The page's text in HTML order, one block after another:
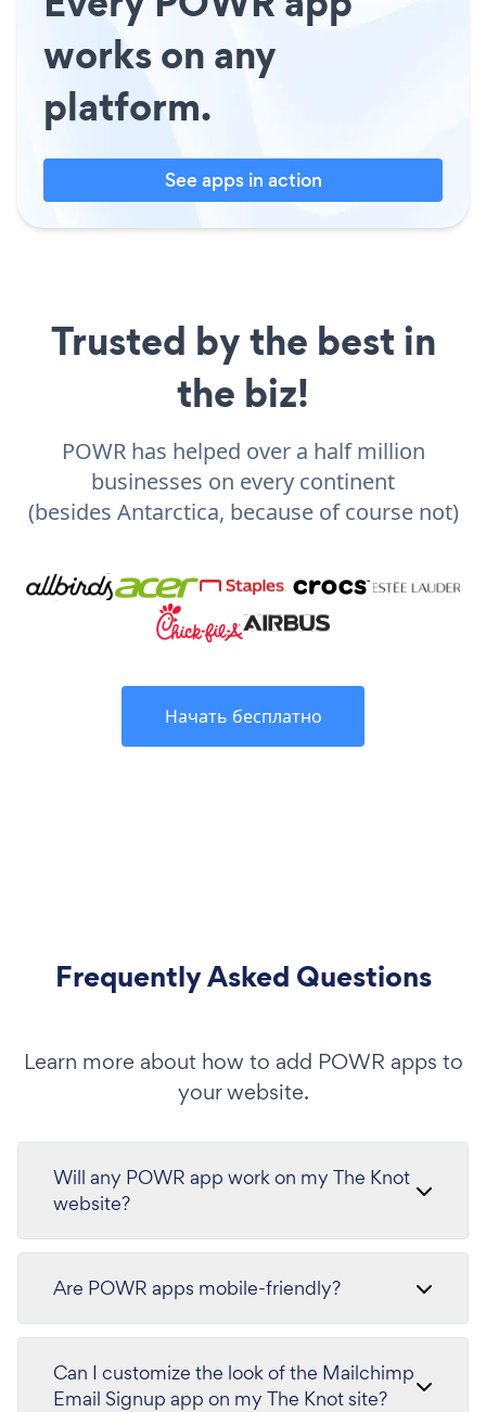
works on any
platform.
See apps in action
Trusted by the best in
the biz!
POWR has helped over a half million
businesses on every continent
(besides Antarctica, because of course not)
Начать бесплатно
Frequently Asked Questions
Learn more about how to add POWR apps to
your website.
Will any POWR app work on my The Knot
website?
Are POWR apps mobile-friendly?
Can I customize the look of the Mailchimp
Email Signup app on my The Knot site?